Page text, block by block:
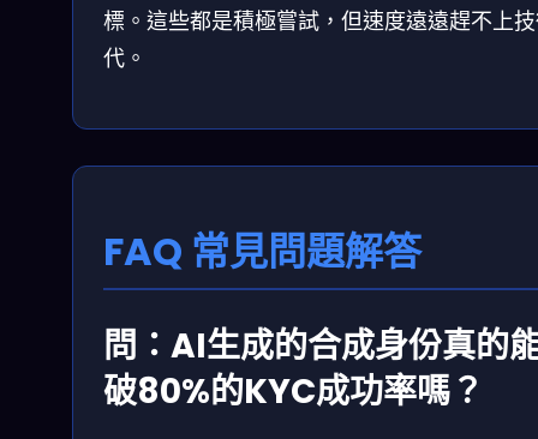
標。這些都是積極嘗試，但速度遠遠趕不上
代。
FAQ 常見問題解答
問：AI生成的合成身份真的
破80%的KYC成功率嗎？